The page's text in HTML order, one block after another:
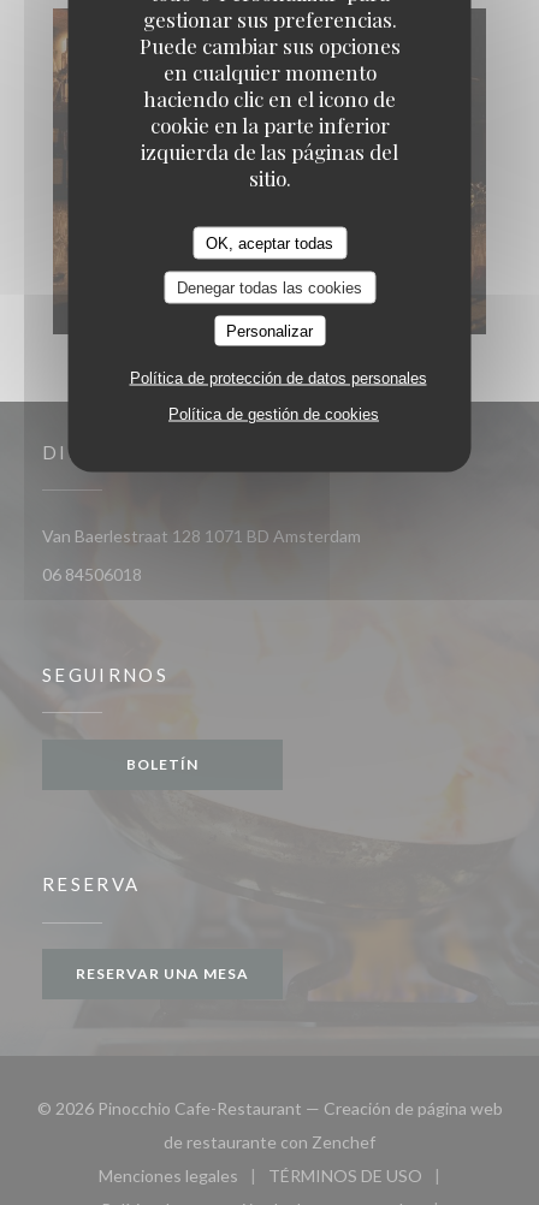
gestionar sus preferencias.
Puede cambiar sus opciones
en cualquier momento
haciendo clic en el icono de
cookie en la parte inferior
izquierda de las páginas del
sitio.
OK, aceptar todas
Denegar todas las cookies
Personalizar
Política de protección de datos personales
Política de gestión de cookies
DIRECCIÓN
Van Baerlestraat 128 1071 BD Amsterdam
06 84506018
SEGUIRNOS
BOLETÍN
RESERVA
RESERVAR UNA MESA
© 2026 Pinocchio Cafe-Restaurant — Creación de página web
de restaurante con Zenchef((abre en una nueva
Menciones legales
((abre en una nueva ventana))
TÉRMINOS DE USO
((abre en una nueva